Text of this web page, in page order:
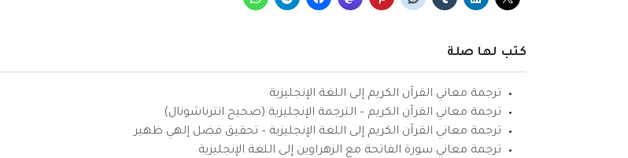
كتب لها صلة
ترجمة معاني القرآن الكريم إلى اللغة الإنجليزية
ترجمة معاني القرآن الكريم – الترجمة الإنجليزية (صحيح انترناشونال)
ترجمة معاني القرآن الكريم إلى اللغة الإنجليزية – تحقيق فضل إلهي ظهير
ترجمة معاني سورة الفاتحة مع الزهراوين إلى اللغة الإنجليزية